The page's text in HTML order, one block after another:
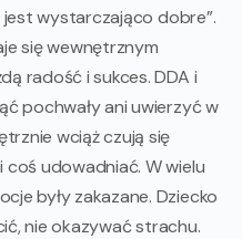
jest wystarczająco dobre”.
się wewnętrznym
radość i sukces. DDA i
pochwały ani uwierzyć w
wciąż czują się
coś udowadniać. W wielu
były zakazane. Dziecko
nie okazywać strachu.